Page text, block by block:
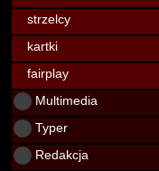
strzelcy
kartki
fairplay
Multimedia
Typer
Redakcja